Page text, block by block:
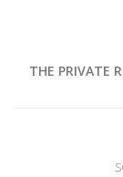
THE PRIVATE